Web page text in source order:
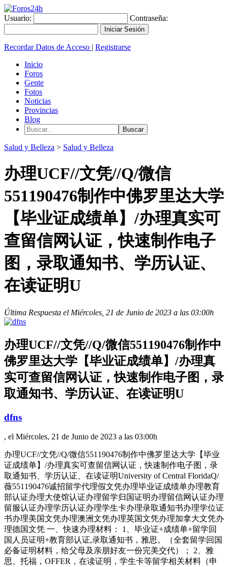
Usuario: Contraseña:
Recordar Datos de Acceso | Registrarse
Inicio
Foros
Gente
Fotos
Noticias
Provincias
Blog
Salud y Belleza > Salud y Belleza
办理UCF//文凭//Q/微信
551190476制作中佛罗里达大学
【毕业证成绩单】/办理真实可
查留信网认证，快速制作电子
图，录取通知书、学历认证、
在读证明U
Última Respuesta el Miércoles, 21 de Junio de 2023 a las 03:00h
办理UCF//文凭//Q/微信551190476制作中
佛罗里达大学【毕业证成绩单】/办理真
实可查留信网认证，快速制作电子图，录
取通知书、学历认证、在读证明U
dfns
, el Miércoles, 21 de Junio de 2023 a las 03:00h
办理UCF//文凭//Q/微信551190476制作中佛罗里达大学【毕业
证成绩单】/办理真实可查留信网认证，快速制作电子图，录
取通知书、学历认证、在读证明University of Central FloridaQ/
薇551190476诚招留学代理假文凭办理毕业证成绩单办理教育
部认证办理大使馆认证办理留学归国证明办理留信网认证办理
留服认证办理学历认证办理学生卡办理录取通知书办理学位证
书办理美国文凭办理澳洲文凭办理英国文凭办理加拿大文凭办
理德国文凭 一、快速办理材料： 1、毕业证+成绩单+留学回
国人员证明+教育部认证,录取通知书，雅思。（全套留学回国
必备证明材料，给父母及亲朋好友一份完美交代）； 2、雅
思、托福，OFFER，在读证明，学生卡等留学相关材料（申